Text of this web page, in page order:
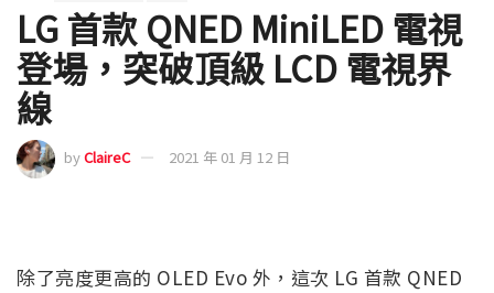
LG 首款 QNED MiniLED 電視
登場，突破頂級 LCD 電視界
線
byClaireC 2021 年 01 月 12 日
除了亮度更高的 OLED Evo 外，這次 LG 首款 QNED